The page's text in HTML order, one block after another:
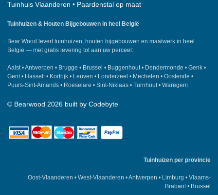
Tuinhuis Vlaanderen • Paardenstal op maat
Tuinhuizen & Houten Bijgebouwen in heel België
Bear Wood levert tuinhuizen, houten bijgebouwen en maatwerk in heel
België — met gratis levering tot aan uw perceel:
Aalst•Antwerpen • Brugge • Brussel • Buggenhout• Dendermonde • Genk •
Gent• Hasselt• Kortrijk • Leuven • Londerzeel • Mechelen • Oostende •
Puurs-Sint-Amands • Roeselare • Sint-Niklaas • Turnhout• Waregem
© Bearwood 2026 built by Codebyte
Tuinhuizen per provincie
Oost-Vlaanderen • West-Vlaanderen •Antwerpen • Limburg • Vlaams-
Brabant• Brussel